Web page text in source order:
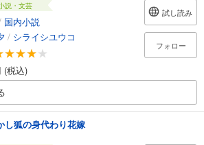
説・文芸
国内小説
/ シライシユウコ
(税込)
試し読み
フォロー
し狐の身代わり花嫁